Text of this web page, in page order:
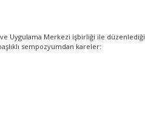
Uygulama Merkezi işbirliği ile düzenlediği
sempozyumdan kareler: